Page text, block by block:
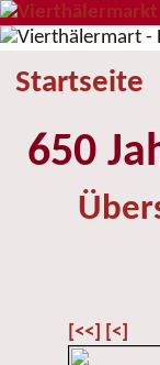
Startseite
650
[<<] [<]